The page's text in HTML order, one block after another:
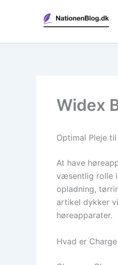
Widex
Optimal Pleje
At have
væsentlig rolle i
opladning,
artikel dykker
høreapparater.
Hvad er